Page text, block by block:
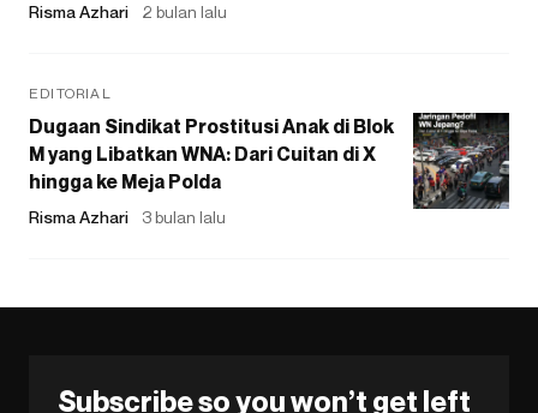
Risma Azhari 2 bulan lalu
EDITORIAL
Dugaan Sindikat Prostitusi Anak di Blok
M yang Libatkan WNA: Dari Cuitan di X
hingga ke Meja Polda
Risma Azhari 3 bulan lalu
Subscribe so you won’t get left